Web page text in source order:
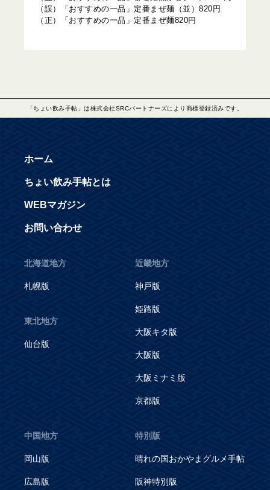
（誤）「おすすめの一品」定番まぜ麺（並）820円
（正）「おすすめの一品」定番まぜ麺820円
「ちょい飲み手帖」は株式会社SRCパートナーズにより商標登録済みです。
ホーム
ちょい飲み手帖とは
WEBマガジン
お問い合わせ
北海道地方
札幌版
東北地方
仙台版
近畿地方
神戸版
姫路版
大阪キタ版
大阪版
大阪ミナミ版
京都版
中国地方
岡山版
広島版
特別版
晴れの国おかやまグルメ手帖
阪神特別版